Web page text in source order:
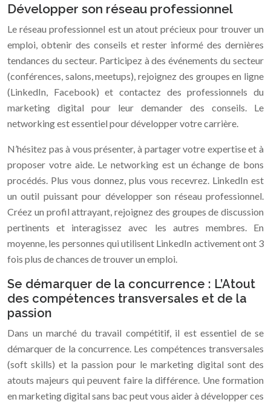
Développer son réseau professionnel
Le réseau professionnel est un atout précieux pour trouver un
emploi, obtenir des conseils et rester informé des dernières
tendances du secteur. Participez à des événements du secteur
(conférences, salons, meetups), rejoignez des groupes en ligne
(LinkedIn, Facebook) et contactez des professionnels du
marketing digital pour leur demander des conseils. Le
networking est essentiel pour développer votre carrière.
N’hésitez pas à vous présenter, à partager votre expertise et à
proposer votre aide. Le networking est un échange de bons
procédés. Plus vous donnez, plus vous recevrez. LinkedIn est
un outil puissant pour développer son réseau professionnel.
Créez un profil attrayant, rejoignez des groupes de discussion
pertinents et interagissez avec les autres membres. En
moyenne, les personnes qui utilisent LinkedIn activement ont 3
fois plus de chances de trouver un emploi.
Se démarquer de la concurrence : L’Atout
des compétences transversales et de la
passion
Dans un marché du travail compétitif, il est essentiel de se
démarquer de la concurrence. Les compétences transversales
(soft skills) et la passion pour le marketing digital sont des
atouts majeurs qui peuvent faire la différence. Une formation
en marketing digital sans bac peut vous aider à développer ces